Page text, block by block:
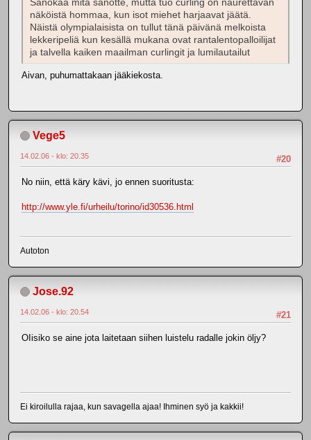
Sanokaa mitä sanotte, mutta tuo curling on naurettavan
näköistä hommaa, kun isot miehet harjaavat jäätä.
Näistä olympialaisista on tullut tänä päivänä melkoista
lekkeripeliä kun kesällä mukana ovat rantalentopalloilijat
ja talvella kaiken maailman curlingit ja lumilautailut
Aivan, puhumattakaan jääkiekosta.
Vege5
#20
14.02.06 - klo: 20.35
No niin, että käry kävi, jo ennen suoritusta:
http://www.yle.fi/urheilu/torino/id30536.html
Autoton
Jose.92
#21
14.02.06 - klo: 20.54
OIisiko se aine jota laitetaan siihen luistelu radalle jokin öljy?
Ei kiroilulla rajaa, kun savagella ajaa! Ihminen syö ja kakkii!